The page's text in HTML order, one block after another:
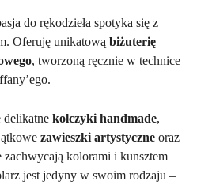
do rękodzieła spotyka się z
Oferuję unikatową biżuterię
, tworzoną ręcznie w technice
delikatne kolczyki handmade,
zawieszki artystyczneoraz
zachwycają kolorami i kunsztem
jest jedyny w swoim rodzaju –